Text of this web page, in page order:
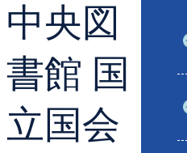
予約ランキング
中央図
書館 国
立国会